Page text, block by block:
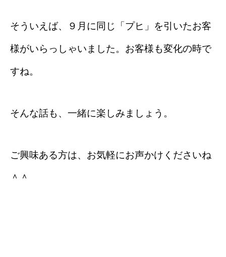
そういえば、９月に同じ「プヒ」を引いたお客
様がいらっしゃいました。お客様も変化の時で
すね。
そんな話も、一緒に楽しみましょう。
ご興味ある方は、お気軽にお声かけくださいね
＾＾